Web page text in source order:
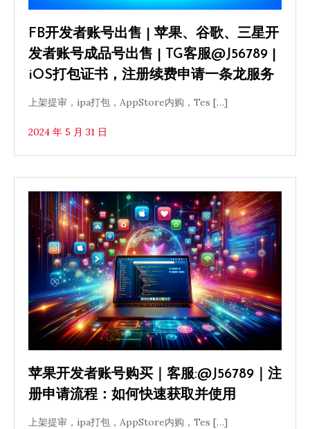
FB开发者账号出售 | 苹果、谷歌、三星开
发者账号成品号出售 | TG客服@J56789 |
iOS打包证书，注册续费申请一条龙服务
上架提审，ipa打包，AppStore内购，Tes […]
2024 年 5 月 31 日
苹果开发者账号购买｜客服:@J56789｜注
册申请流程：如何快速获取并使用
上架提审，ipa打包，AppStore内购，Tes […]